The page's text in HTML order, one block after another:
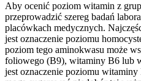
Aby ocenić poziom witamin z
przeprowadzić szereg badań
placówkach medycznych.
jest oznaczenie poziomu
poziom tego aminokwasu może
foliowego (B9), witaminy B6 lub
jest oznaczenie poziomu